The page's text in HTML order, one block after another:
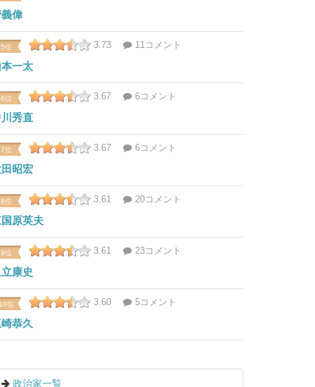
偉
5位 3.73 11コメント
一太
6位 3.67 6コメント
秀直
7位 3.67 6コメント
昭宏
8位 3.61 20コメント
原英夫
9位 3.61 23コメント
康史
位 3.60 5コメント
恭久
政治家一覧